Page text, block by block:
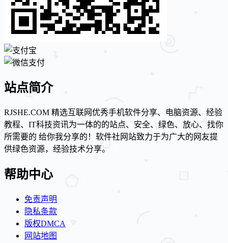
站点简介
RJSHE.COM 精选互联网优秀手机软件分享、电脑资源、经验
教程、IT科技资讯为一体的的站点、安全、绿色、放心、找你
所需要的 给你我分享的！软件社网站致力于为广大的网友提
供绿色资源，经验技术分享。
帮助中心
免责声明
隐私条款
版权DMCA
网站地图